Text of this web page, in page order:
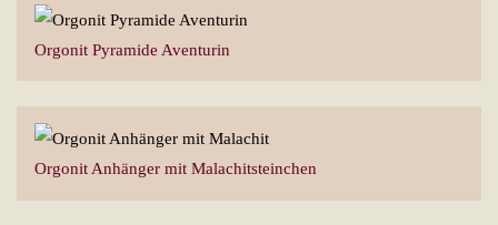
Orgonit Pyramide Aventurin
Orgonit Anhänger mit Malachitsteinchen